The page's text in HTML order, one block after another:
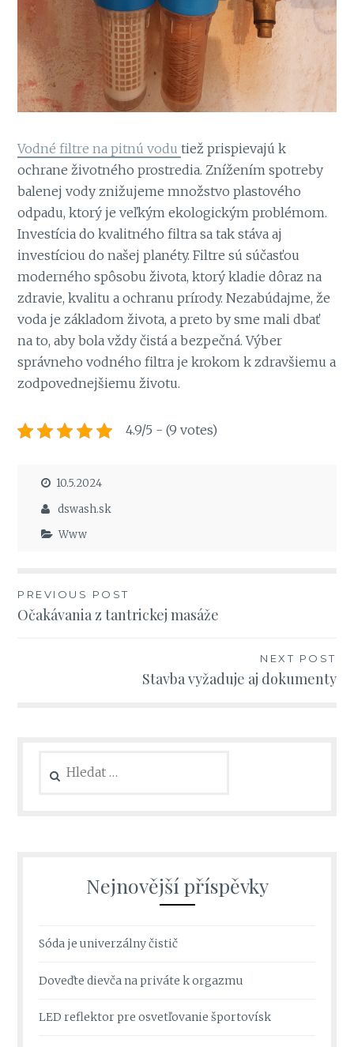
Vodné filtre na pitnú vodutiež prispievajú k
ochrane životného prostredia. Znížením spotreby
balenej vody znižujeme množstvo plastového
odpadu, ktorý je veľkým ekologickým problémom.
Investícia do kvalitného filtra sa tak stáva aj
investíciou do našej planéty. Filtre sú súčasťou
moderného spôsobu života, ktorý kladie dôraz na
zdravie, kvalitu a ochranu prírody. Nezabúdajme, že
voda je základom života, a preto by sme mali dbať
na to, aby bola vždy čistá a bezpečná. Výber
správneho vodného filtra je krokom k zdravšiemu a
zodpovednejšiemu životu.
4.9/5 - (9 votes)
10.5.2024
dswash.sk
Www
Navigace
pro
PREVIOUS POST
Očakávania z tantrickej masáže
NEXT POST
Stavba vyžaduje aj dokumenty
Nejnovější příspěvky
Sóda je univerzálny čistič
Doveďte dievča na priváte k orgazmu
LED reflektor pre osvetľovanie športovísk